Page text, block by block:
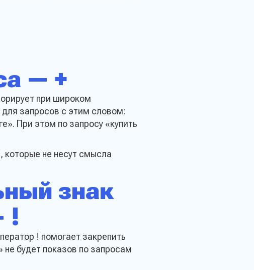
— +
при широком
для запросов с этим словом:
При этом по запросу «купить
которые не несут смысла
знак
!
! помогает закрепить
будет показов по запросам